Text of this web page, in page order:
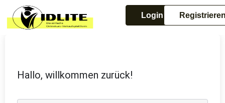
Login
Hallo, willkommen zurück!